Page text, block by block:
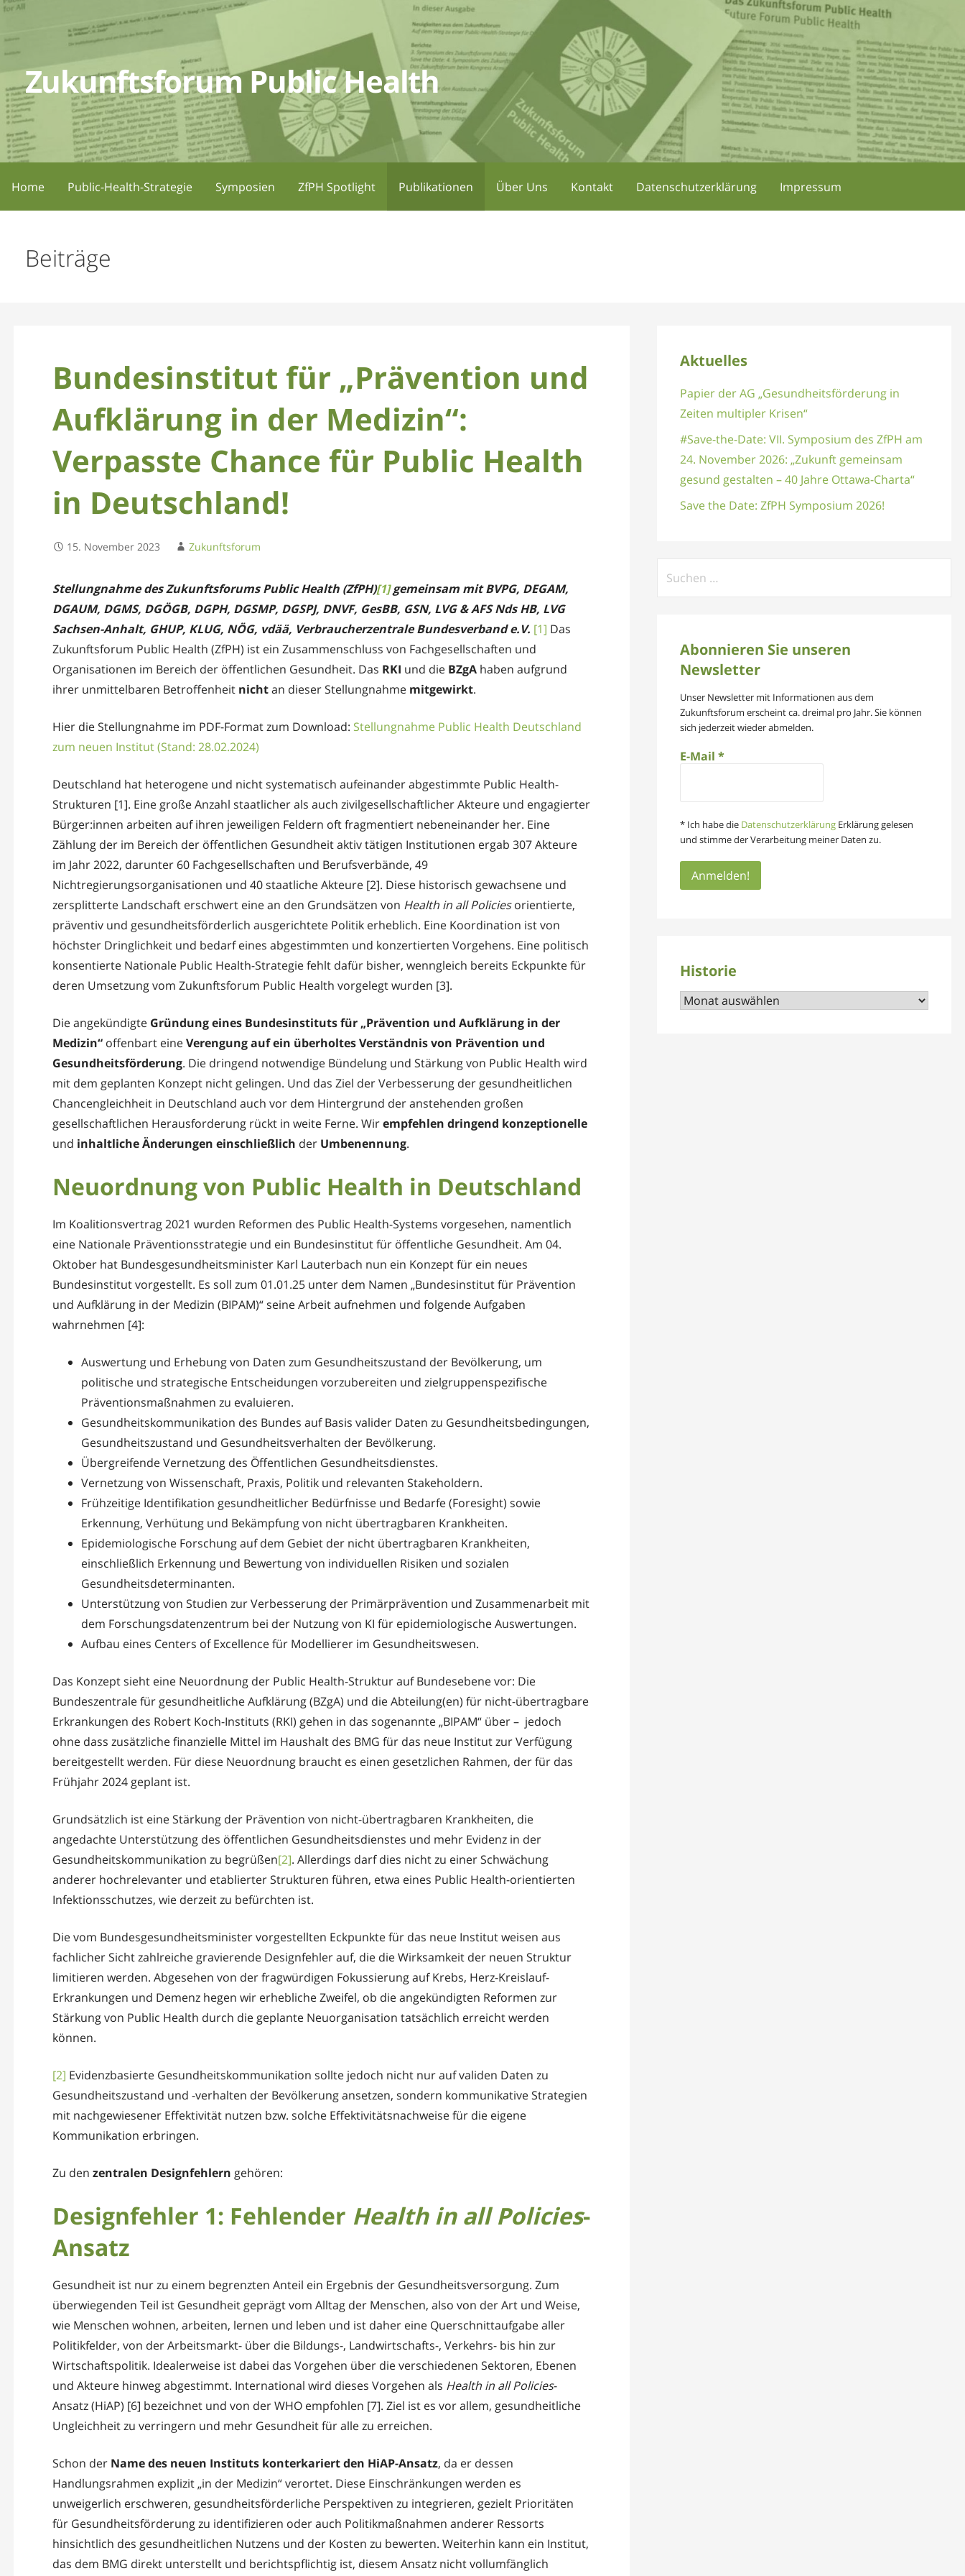
Zum
springen
Zukunftsforum Public Health
Home Public-Health-Strategie Symposien ZfPH Spotlight Publikationen Über Uns Kontakt Datenschutzerklärung Impressum
Beiträge
Bundesinstitut für „Prävention und
Aufklärung in der Medizin“:
Verpasste Chance für Public Health
in Deutschland!
15. November 2023 Zukunftsforum
Stellungnahme des Zukunftsforums Public Health (ZfPH)[1]gemeinsam mit BVPG, DEGAM,
DGAUM, DGMS, DGÖGB, DGPH, DGSMP, DGSPJ, DNVF, GesBB, GSN, LVG & AFS Nds HB, LVG
Sachsen-Anhalt, GHUP, KLUG, NÖG, vdää, Verbraucherzentrale Bundesverband e.V. [1] Das
Zukunftsforum Public Health (ZfPH) ist ein Zusammenschluss von Fachgesellschaften und
Organisationen im Bereich der öffentlichen Gesundheit. Das RKI und die BZgAhaben aufgrund
ihrer unmittelbaren Betroffenheit nichtan dieser Stellungnahme mitgewirkt.
Hier die Stellungnahme im PDF-Format zum Download: Stellungnahme Public Health Deutschland
zum neuen Institut (Stand: 28.02.2024)
Deutschland hat heterogene und nicht systematisch aufeinander abgestimmte Public Health-
Strukturen [1]. Eine große Anzahl staatlicher als auch zivilgesellschaftlicher Akteure und engagierter
Bürger:innen arbeiten auf ihren jeweiligen Feldern oft fragmentiert nebeneinander her. Eine
Zählung der im Bereich der öffentlichen Gesundheit aktiv tätigen Institutionen ergab 307 Akteure
im Jahr 2022, darunter 60 Fachgesellschaften und Berufsverbände, 49
Nichtregierungsorganisationen und 40 staatliche Akteure [2]. Diese historisch gewachsene und
zersplitterte Landschaft erschwert eine an den Grundsätzen von Health in all Policiesorientierte,
präventiv und gesundheitsförderlich ausgerichtete Politik erheblich. Eine Koordination ist von
höchster Dringlichkeit und bedarf eines abgestimmten und konzertierten Vorgehens. Eine politisch
konsentierte Nationale Public Health-Strategie fehlt dafür bisher, wenngleich bereits Eckpunkte für
deren Umsetzung vom Zukunftsforum Public Health vorgelegt wurden [3].
Die angekündigte Gründung eines Bundesinstituts für „Prävention und Aufklärung in der
Medizin“offenbart eineVerengung auf ein überholtes Verständnis von Prävention und
Gesundheitsförderung. Die dringend notwendige Bündelung und Stärkung von Public Health wird
mit dem geplanten Konzept nicht gelingen. Und das Ziel der Verbesserung der gesundheitlichen
Chancengleichheit in Deutschland auch vor dem Hintergrund der anstehenden großen
gesellschaftlichen Herausforderung rückt in weite Ferne. Wirempfehlen dringend konzeptionelle
und inhaltliche Änderungen einschließlich der Umbenennung.
Neuordnung von Public Health in Deutschland
Im Koalitionsvertrag 2021 wurden Reformen des Public Health-Systems vorgesehen, namentlich
eine Nationale Präventionsstrategie und ein Bundesinstitut für öffentliche Gesundheit. Am 04.
Oktober hat Bundesgesundheitsminister Karl Lauterbach nun ein Konzept für ein neues
Bundesinstitut vorgestellt. Es soll zum 01.01.25 unter dem Namen „Bundesinstitut für Prävention
und Aufklärung in der Medizin (BIPAM)“ seine Arbeit aufnehmen und folgende Aufgaben
wahrnehmen [4]:
Auswertung und Erhebung von Daten zum Gesundheitszustand der Bevölkerung, um
politische und strategische Entscheidungen vorzubereiten und zielgruppenspezifische
Präventionsmaßnahmen zu evaluieren.
Gesundheitskommunikation des Bundes auf Basis valider Daten zu Gesundheitsbedingungen,
Gesundheitszustand und Gesundheitsverhalten der Bevölkerung.
Übergreifende Vernetzung des Öffentlichen Gesundheitsdienstes.
Vernetzung von Wissenschaft, Praxis, Politik und relevanten Stakeholdern.
Frühzeitige Identifikation gesundheitlicher Bedürfnisse und Bedarfe (Foresight) sowie
Erkennung, Verhütung und Bekämpfung von nicht übertragbaren Krankheiten.
Epidemiologische Forschung auf dem Gebiet der nicht übertragbaren Krankheiten,
einschließlich Erkennung und Bewertung von individuellen Risiken und sozialen
Gesundheitsdeterminanten.
Unterstützung von Studien zur Verbesserung der Primärprävention und Zusammenarbeit mit
dem Forschungsdatenzentrum bei der Nutzung von KI für epidemiologische Auswertungen.
Aufbau eines Centers of Excellence für Modellierer im Gesundheitswesen.
Das Konzept sieht eine Neuordnung der Public Health-Struktur auf Bundesebene vor: Die
Bundeszentrale für gesundheitliche Aufklärung (BZgA) und die Abteilung(en) für nicht-übertragbare
Erkrankungen des Robert Koch-Instituts (RKI) gehen in das sogenannte „BIPAM“ über – jedoch
ohne dass zusätzliche finanzielle Mittel im Haushalt des BMG für das neue Institut zur Verfügung
bereitgestellt werden. Für diese Neuordnung braucht es einen gesetzlichen Rahmen, der für das
Frühjahr 2024 geplant ist.
Grundsätzlich ist eine Stärkung der Prävention von nicht-übertragbaren Krankheiten, die
angedachte Unterstützung des öffentlichen Gesundheitsdienstes und mehr Evidenz in der
Gesundheits­kommunikation zu begrüßen[2]. Allerdings darf dies nicht zu einer Schwächung
anderer hochrelevanter und etablierter Strukturen führen, etwa eines Public Health-orientierten
Infektionsschutzes, wie derzeit zu befürchten ist.
Die vom Bundesgesundheitsminister vorgestellten Eckpunkte für das neue Institut weisen aus
fachlicher Sicht zahlreiche gravierende Designfehler auf, die die Wirksamkeit der neuen Struktur
limitieren werden. Abgesehen von der fragwürdigen Fokussierung auf Krebs, Herz-Kreislauf-
Erkrankungen und Demenz hegen wir erhebliche Zweifel, ob die angekündigten Reformen zur
Stärkung von Public Health durch die geplante Neuorganisation tatsächlich erreicht werden
können.
[2] Evidenzbasierte Gesundheitskommunikation sollte jedoch nicht nur auf validen Daten zu
Gesundheitszustand und -verhalten der Bevölkerung ansetzen, sondern kommunikative Strategien
mit nachgewiesener Effektivität nutzen bzw. solche Effektivitätsnachweise für die eigene
Kommunikation erbringen.
Zu den zentralen Designfehlern gehören:
Designfehler 1: Fehlender Health in all Policies-
Ansatz
Gesundheit ist nur zu einem begrenzten Anteil ein Ergebnis der Gesundheitsversorgung. Zum
überwiegenden Teil ist Gesundheit geprägt vom Alltag der Menschen, also von der Art und Weise,
wie Menschen wohnen, arbeiten, lernen und leben und ist daher eine Querschnittaufgabe aller
Politikfelder, von der Arbeitsmarkt- über die Bildungs-, Landwirtschafts-, Verkehrs- bis hin zur
Wirtschaftspolitik. Idealerweise ist dabei das Vorgehen über die verschiedenen Sektoren, Ebenen
und Akteure hinweg abgestimmt. International wird dieses Vorgehen als Health in all Policies-
Ansatz (HiAP) [6] bezeichnet und von der WHO empfohlen [7]. Ziel ist es vor allem, gesundheitliche
Ungleichheit zu verringern und mehr Gesundheit für alle zu erreichen.
Schon der Name des neuen Instituts konterkariert den HiAP-Ansatz, da er dessen
Handlungsrahmen explizit „in der Medizin“ verortet. Diese Einschränkungen werden es
unweigerlich erschweren, gesundheitsförderliche Perspektiven zu integrieren, gezielt Prioritäten
für Gesundheitsförderung zu identifizieren oder auch Politikmaßnahmen anderer Ressorts
hinsichtlich des gesundheitlichen Nutzens und der Kosten zu bewerten. Weiterhin kann ein Institut,
das dem BMG direkt unterstellt und berichtspflichtig ist, diesem Ansatz nicht vollumfänglich
Aktuelles
Papier der AG „Gesundheitsförderung in
Zeiten multipler Krisen“
#Save-the-Date: VII. Symposium des ZfPH am
24. November 2026: „Zukunft gemeinsam
gesund gestalten – 40 Jahre Ottawa-Charta“
Save the Date: ZfPH Symposium 2026!
Abonnieren Sie unseren
Newsletter
Unser Newsletter mit Informationen aus dem
Zukunftsforum erscheint ca. dreimal pro Jahr. Sie können
sich jederzeit wieder abmelden.
E-Mail *
* Ich habe die DatenschutzerklärungErklärung gelesen
und stimme der Verarbeitung meiner Daten zu.
Historie
Historie